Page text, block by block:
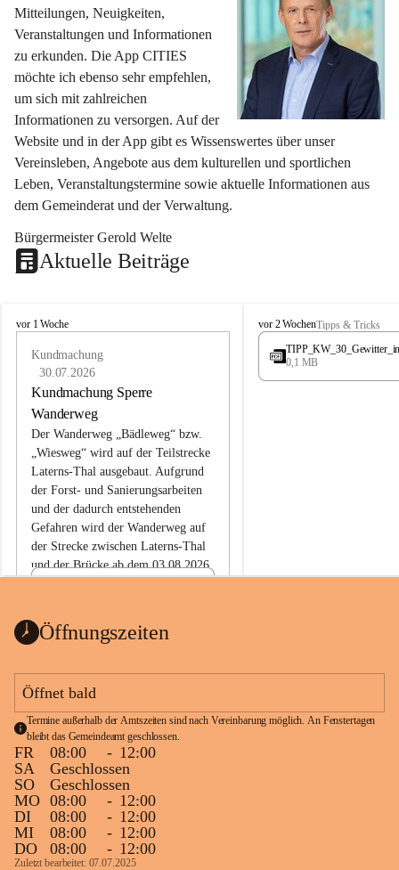
Mitteilungen, Neuigkeiten,
Veranstaltungen und Informationen
zu erkunden. Die App CITIES
möchte ich ebenso sehr empfehlen,
um sich mit zahlreichen
Informationen zu versorgen. Auf der
Website und in der App gibt es Wissenswertes über unser
Vereinsleben, Angebote aus dem kulturellen und sportlichen
Leben, Veranstaltungstermine sowie aktuelle Informationen aus
dem Gemeinderat und der Verwaltung.
Bürgermeister Gerold Welte
Aktuelle Beiträge
L
vor 1 Woche
Kundmachung
30.07.2026
Kundmachung Sperre
Wanderweg
Der Wanderweg „Bädleweg“ bzw.
„Wiesweg“ wird auf der Teilstrecke
Laterns-Thal ausgebaut. Aufgrund
der Forst- und Sanierungsarbeiten
und der dadurch entstehenden
Gefahren wird der Wanderweg auf
der Strecke zwischen Laterns-Thal
und der Brücke ab dem 03.08.2026
ht
1 Seite•0,1 MB
L
a
e
vor 2 WochenTipps & Tricks
0,1 MB
Öffnungszeiten
Öffnet bald
Termine außerhalb der Amtszeiten sind nach Vereinbarung möglich. An Fenstertagen
bleibt das Gemeindeamt geschlossen.
FR 08:00 - 12:00
SA
Geschlossen
SO
Geschlossen
MO 08:00 - 12:00
DI
08:00 - 12:00
MI
08:00 - 12:00
DO
08:00 - 12:00
Zuletzt bearbeitet: 07.07.2025